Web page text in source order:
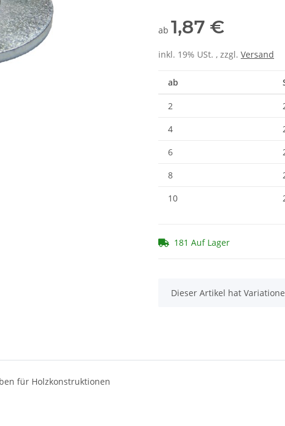
ab 1,87 €
inkl. 19% USt. , zzgl. Versand
ab
2
4
6
8
10
181 Auf Lager
x
Dieser Artikel hat
für Holzkonstruktionen